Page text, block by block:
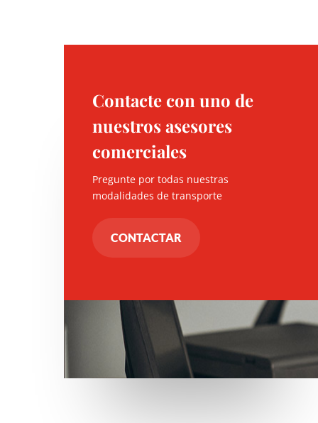
Contacte con uno de
nuestros asesores
comerciales
Pregunte por todas nuestras
modalidades de transporte
CONTACTAR